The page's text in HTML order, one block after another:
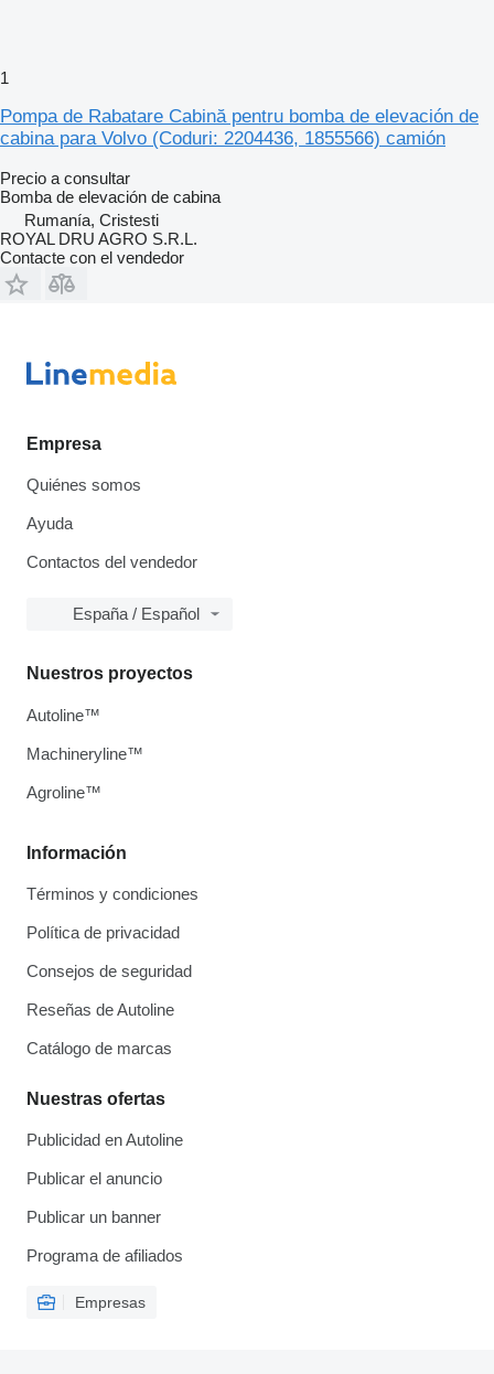
1
Pompa de Rabatare Cabină pentru bomba de elevación de
cabina para Volvo (Coduri: 2204436, 1855566) camión
Precio a consultar
Bomba de elevación de cabina
Rumanía, Cristesti
ROYAL DRU AGRO S.R.L.
Contacte con el vendedor
Empresa
Quiénes somos
Ayuda
Contactos del vendedor
España / Español
Información
Términos y condiciones
Política de privacidad
Consejos de seguridad
Reseñas de Autoline
Catálogo de marcas
Nuestras ofertas
Publicidad en Autoline
Publicar el anuncio
Publicar un banner
Programa de afiliados
Empresas
Nuestros proyectos
Autoline™
Machineryline™
Agroline™